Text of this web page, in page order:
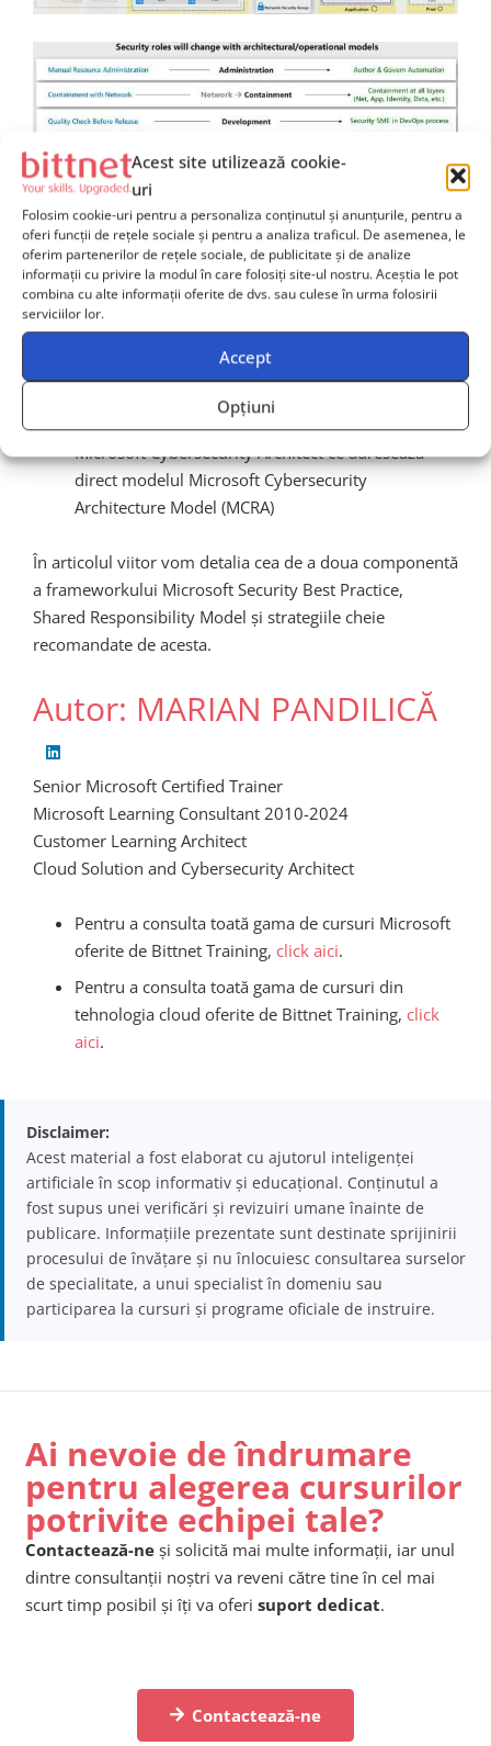
Acest site utilizează cookie-
uri
Folosim cookie-uri pentru a personaliza conținutul și anunțurile, pentru a
oferi funcții de rețele sociale și pentru a analiza traficul. De asemenea, le
oferim partenerilor de rețele sociale, de publicitate și de analize
informații cu privire la modul în care folosiți site-ul nostru. Aceștia le pot
combina cu alte informații oferite de dvs. sau culese în urma folosirii
serviciilor lor.
Accept
Opțiuni
Verificarea calității înaintea lansării noilor aplicații
folosind medii de dezvoltare moderne și
infrastructuri performante DevOps
Nu în ultimul rând, existență unui proces continuu
de responsabilitate și implicare a architecților
ulterior modificări costisitoare, principiile de
securitate fiind folosite și asumate încă din faza de
proiect. În acest scop, Microsoft oferă certificarea
Microsoft Cybersecurity Architect ce adresează
direct modelul Microsoft Cybersecurity
Architecture Model (MCRA)
În articolul viitor vom detalia cea de a doua componentă
a frameworkului Microsoft Security Best Practice,
Shared Responsibility Model și strategiile cheie
recomandate de acesta.
Autor: MARIAN PANDILICĂ
Senior Microsoft Certified Trainer
Microsoft Learning Consultant 2010-2024
Customer Learning Architect
Cloud Solution and Cybersecurity Architect
Pentru a consulta toată gama de cursuri Microsoft
oferite de Bittnet Training, click aici.
Pentru a consulta toată gama de cursuri din
tehnologia cloud oferite de Bittnet Training, click
aici.
Disclaimer:
Acest material a fost elaborat cu ajutorul inteligenței
artificiale în scop informativ și educațional. Conținutul a
fost supus unei verificări și revizuiri umane înainte de
publicare. Informațiile prezentate sunt destinate sprijinirii
procesului de învățare și nu înlocuiesc consultarea surselor
de specialitate, a unui specialist în domeniu sau
participarea la cursuri și programe oficiale de instruire.
Ai nevoie de îndrumare
pentru alegerea cursurilor
potrivite echipei tale?
Contactează-ne și solicită mai multe informații, iar unul
dintre consultanții noștri va reveni către tine în cel mai
scurt timp posibil și îți va oferi suport dedicat.
Contactează-ne